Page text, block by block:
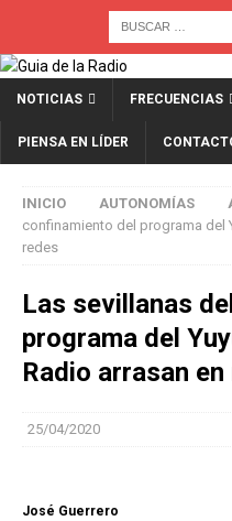
NOTICIAS FRECUENCIAS
PIENSA EN LÍDER
INICIO AUTONOMÍAS
confinamiento del programa del
redes
Las sevillanas
programa del
Radio arrasan
25/04/2020
José Guerrero